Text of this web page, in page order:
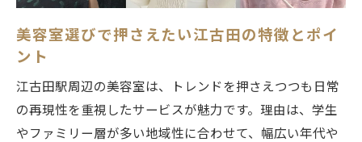
江古田で人気の再現性高い美容室が支持さ
忙しい女性が注目する江古田の美容室事情
予約なしで利用できる美容室のメリットを
解説
美容室選びで押さえたい江古田の特徴とポイ
ント
江古田駅周辺の美容室は、トレンドを押さえつつも日常
の再現性を重視したサービスが魅力です。理由は、学生
やファミリー層が多い地域性に合わせて、幅広い年代や